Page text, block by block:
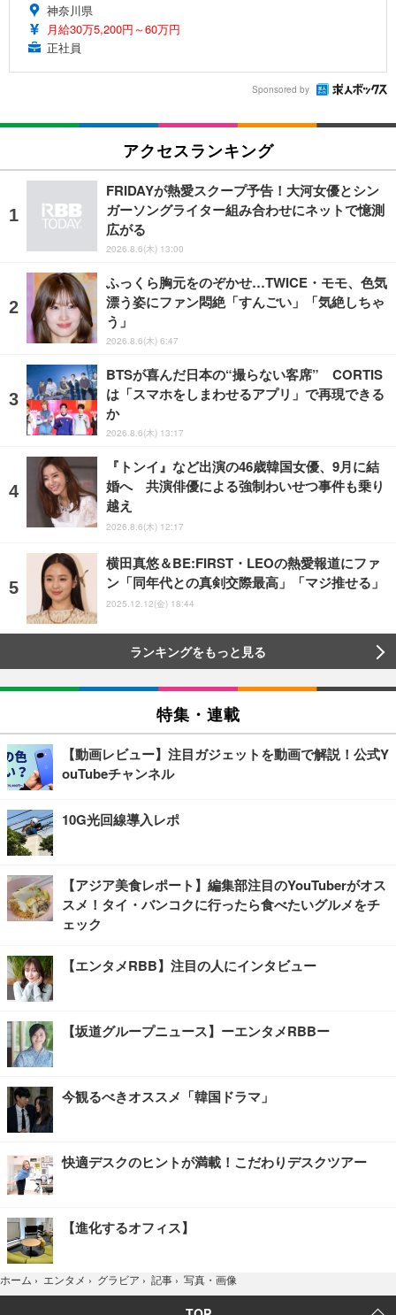
神奈川県
月給30万5,200円～60万円
正社員
Sponsored by
アクセスランキング
FRIDAYが熱愛スクープ予告！大河女優とシン
ガーソングライター組み合わせにネットで憶測
広がる
2026.8.6(木) 13:00
ふっくら胸元をのぞかせ…TWICE・モモ、色気
漂う姿にファン悶絶「すんごい」「気絶しちゃ
う」
2026.8.6(木) 6:47
BTSが喜んだ日本の“撮らない客席” CORTIS
は「スマホをしまわせるアプリ」で再現できる
か
2026.8.6(木) 13:17
『トンイ』など出演の46歳韓国女優、9月に結
婚へ 共演俳優による強制わいせつ事件も乗り
越え
2026.8.6(木) 12:17
横田真悠＆BE:FIRST・LEOの熱愛報道にファ
ン「同年代との真剣交際最高」「マジ推せる」
2025.12.12(金) 18:44
ランキングをもっと見る
特集・連載
【動画レビュー】注目ガジェットを動画で解説！公式Y
ouTubeチャンネル
10G光回線導入レポ
【アジア美食レポート】編集部注目のYouTuberがオス
スメ！タイ・バンコクに行ったら食べたいグルメをチ
ェック
【エンタメRBB】注目の人にインタビュー
【坂道グループニュース】ーエンタメRBBー
今観るべきオススメ「韓国ドラマ」
快適デスクのヒントが満載！こだわりデスクツアー
【進化するオフィス】
ホーム › エンタメ › グラビア › 記事 › 写真・画像